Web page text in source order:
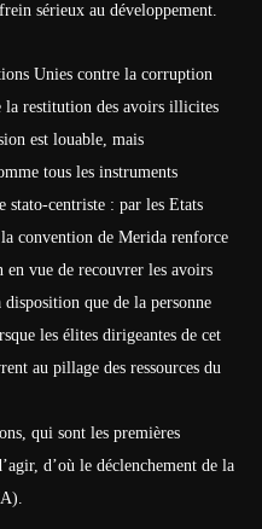
sérieux au développement.
Unies contre la corruption
restitution des avoirs illicites
est louable, mais
tous les instruments
stato-centriste : par les Etats
convention de Merida renforce
en vue de recouvrer les avoirs
disposition que de la personne
les élites dirigeantes de cet
au pillage des ressources du
qui sont les premières
d’où le déclenchement de la